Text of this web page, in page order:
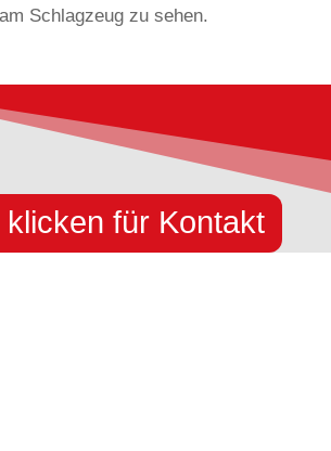
Schlagzeug zu sehen.
klicken für Kontakt